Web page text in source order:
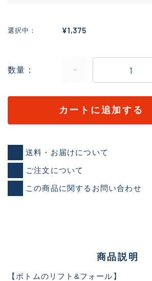
選択中 ¥1,375
数量
カートに追加する
送料・お届けについて
ご注文について
この商品に関するお問い合わせ
商品説明
【ボトムのリフト&フォール】